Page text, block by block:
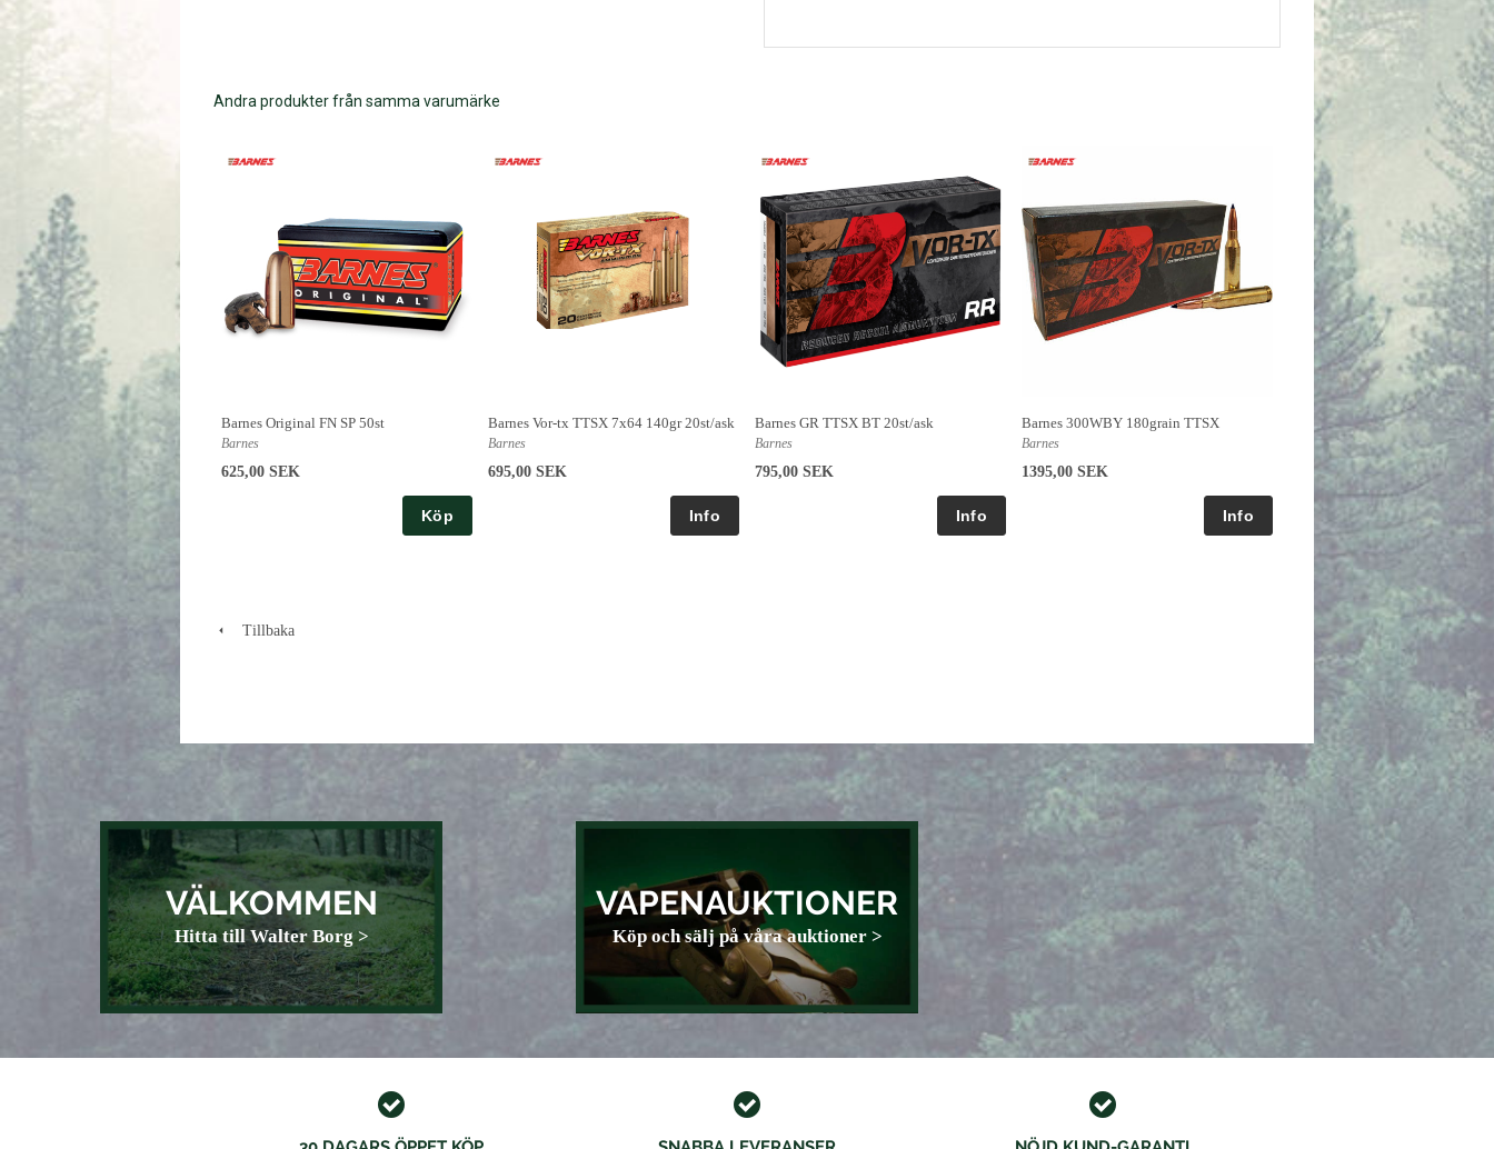
Andra produkter från samma varumärke
Barnes Original FN SP 50st
Barnes
625,00 SEK
Köp
Barnes Vor-tx TTSX 7x64 140gr 20st/ask
Barnes
695,00 SEK
Barnes GR TTSX BT 20st/ask
Barnes
795,00 SEK
Barnes 300WBY 180grain TTSX
Barnes
1395,00 SEK
Tillbaka
VÄLKOMMEN
Hitta till Walter Borg >
VAPENAUKTIONER
Köp och sälj på våra auktioner >